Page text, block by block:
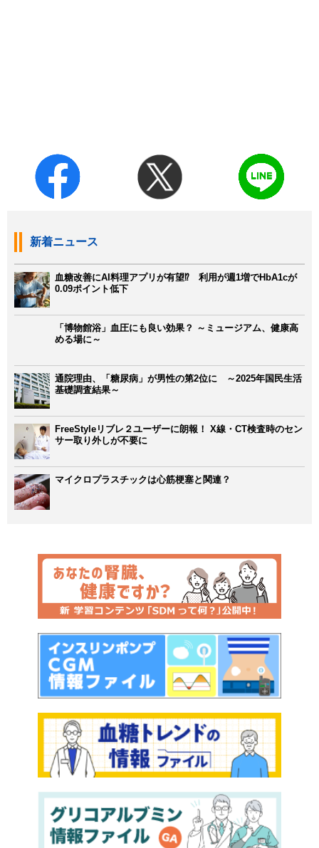
新着ニュース
血糖改善にAI料理アプリが有望⁉ 利用が週1増でHbA1cが
0.09ポイント低下
「博物館浴」血圧にも良い効果？ ～ミュージアム、健康高
める場に～
通院理由、「糖尿病」が男性の第2位に ～2025年国民生活
基礎調査結果～
FreeStyleリブレ２ユーザーに朗報！ X線・CT検査時のセン
サー取り外しが不要に
マイクロプラスチックは心筋梗塞と関連？